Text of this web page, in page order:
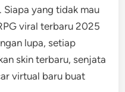
yang tidak mau
viral terbaru 2025
lupa, setiap
skin terbaru, senjata
virtual baru buat